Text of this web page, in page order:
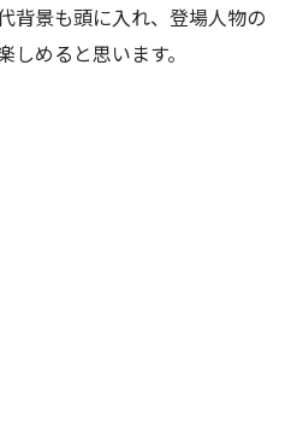
背景も頭に入れ、登場人物の
めると思います。